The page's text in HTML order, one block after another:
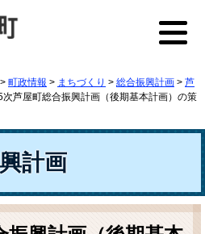
> 町政情報 > まちづくり > 総合振興計画 > 芦
次芦屋町総合振興計画（後期基本計画）の策
計画